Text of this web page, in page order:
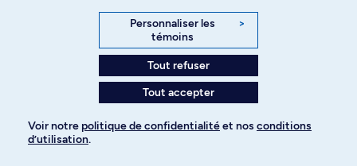
YouTube
Politique de confidentialité
Personnaliser les
témoins
>
Tout refuser
Tout accepter
Voir notre politique de confidentialitéet nos conditions
d’utilisation.